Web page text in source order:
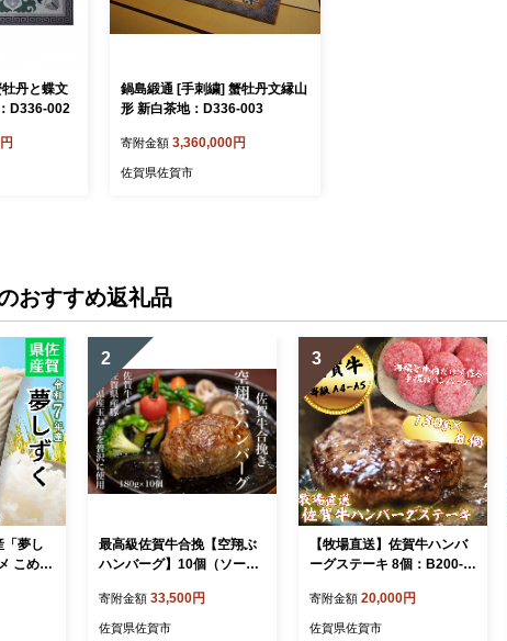
丹と蝶文
D336-002
鍋島緞通 [手刺繍] 蟹牡丹文縁山
形 新白茶地：D336-003
寄附金額 3,360,000円
佐賀県佐賀市
おすすめ返礼品
「夢し
こめ：
2
最高級佐賀牛合挽【空翔ぶ
ハンバーグ】10個（ソース
寄附金額 33,500円
佐賀県佐賀市
3
【牧場直送】佐賀牛ハンバ
ーグステーキ 8個：B200-0
寄附金額 20,000円
佐賀県佐賀市